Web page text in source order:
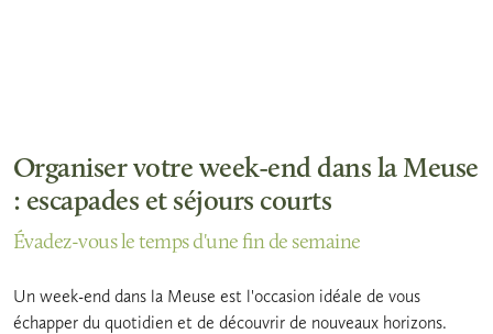
Organiser votre week-end dans la Meuse
: escapades et séjours courts
Évadez-vous le temps d'une fin de semaine
Un week-end dans la Meuse est l'occasion idéale de vous
échapper du quotidien et de découvrir de nouveaux horizons.